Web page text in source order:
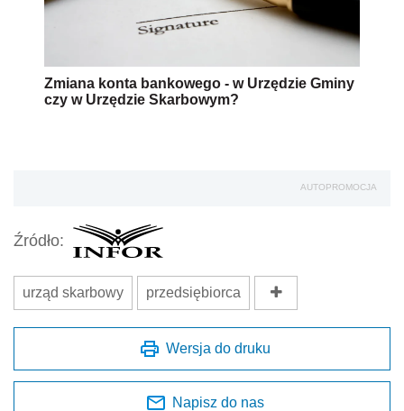
Zmiana konta bankowego - w Urzędzie Gminy
czy w Urzędzie Skarbowym?
AUTOPROMOCJA
Źródło:
urząd skarbowy przedsiębiorca
Wersja do druku
Napisz do nas